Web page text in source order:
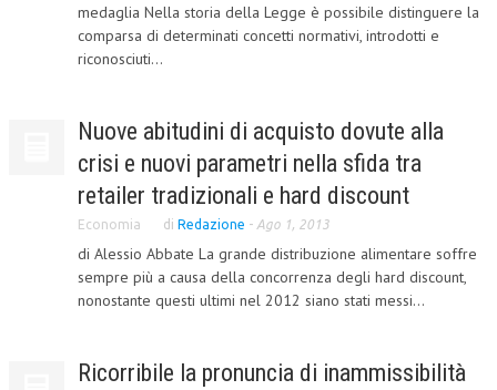
ECONOMIA
CORPORATE SOCIAL RESPONSIBILITY
INTERNAZIONALIZZAZIONE
HUMAN RESOURCES
MARKETING
TREASURY IN FINANCIAL SERVICES
SVILUPPO SOSTENIBILE
medaglia Nella storia della Legge è possibile distinguere la
comparsa di determinati concetti normativi, introdotti e
riconosciuti...
Nuove abitudini di acquisto dovute alla
crisi e nuovi parametri nella sfida tra
retailer tradizionali e hard discount
Economia di Redazione - Ago 1, 2013
di Alessio Abbate La grande distribuzione alimentare soffre
sempre più a causa della concorrenza degli hard discount,
nonostante questi ultimi nel 2012 siano stati messi...
Ricorribile la pronuncia di inammissibilità